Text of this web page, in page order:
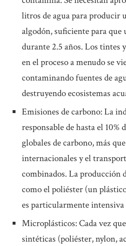
litros de agua para producir
algodón, suficiente para que
durante 2.5 años. Los tintes
en el proceso a menudo se
contaminando fuentes de
destruyendo ecosistemas
Emisiones de carbono: La
responsable de hasta el 10%
globales de carbono, más
internacionales y el
combinados. La producción
como el poliéster (un
es particularmente intensiva
Microplásticos: Cada vez
sintéticas (poliéster, nylon,